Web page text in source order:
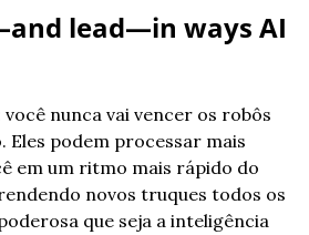
lead—in ways AI
nunca vai vencer os robôs
Eles podem processar mais
em um ritmo mais rápido do
novos truques todos os
que seja a inteligência